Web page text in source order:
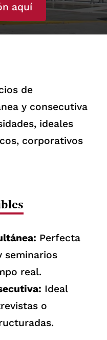
aquí
de
y consecutiva
ideales
corporativos
Perfecta
seminarios
real.
Ideal
o